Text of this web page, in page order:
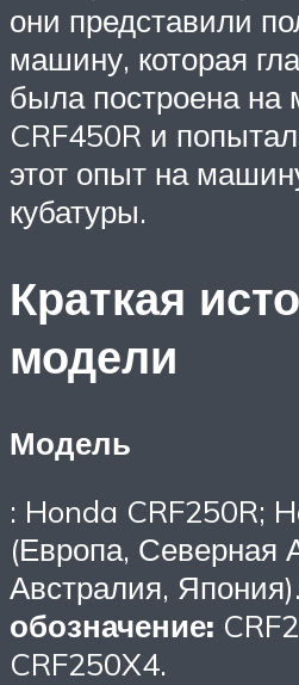
они представили
машину, которая
была построена на
CRF450R и
этот опыт на
кубатуры.
Краткая
модели
Модель
: Honda CRF250R;
(Европа, Северная
Австралия, Япония).
обозначение:
CRF250X4.